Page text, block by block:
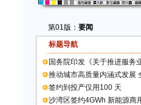
第01版： 要闻
标题导航
国务院印发《关于推进服务
推动城市高质量内涵式发展
签约到投产仅用100 天
沙湾区签约4GWh 新能源商